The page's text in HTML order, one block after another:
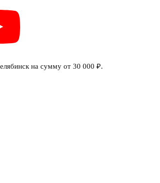
на сумму от 30 000 ₽.